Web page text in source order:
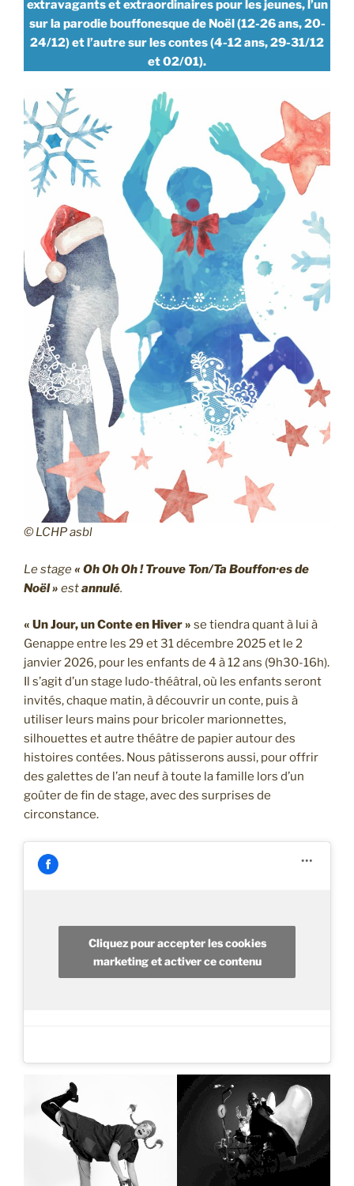
extravagants et extraordinaires pour les jeunes, l’un
sur la parodie bouffonesque de Noël (12-26 ans, 20-
24/12) et l’autre sur les contes (4-12 ans, 29-31/12
et 02/01).
© LCHP asbl
Le stage« Oh Oh Oh ! Trouve Ton/Ta Bouffon·es de
Noël » estannulé.
« Un Jour, un Conte en Hiver » se tiendra quant à lui à
Genappe entre les 29 et 31 décembre 2025 et le 2
janvier 2026, pour les enfants de 4 à 12 ans (9h30-16h).
Il s’agit d’un stage ludo-théâtral, où les enfants seront
invités, chaque matin, à découvrir un conte, puis à
utiliser leurs mains pour bricoler marionnettes,
silhouettes et autre théâtre de papier autour des
histoires contées. Nous pâtisserons aussi, pour offrir
des galettes de l’an neuf à toute la famille lors d’un
goûter de fin de stage, avec des surprises de
circonstance.
Cliquez pour accepter les cookies
marketing et activer ce contenu